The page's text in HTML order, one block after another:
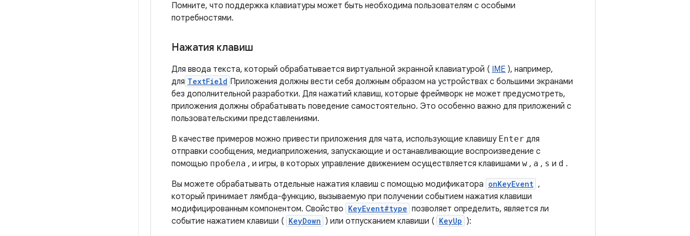
Помните, что поддержка клавиатуры может быть необходима пользователям с особыми
потребностями.
Нажатия клавиш
Для ввода текста, который обрабатывается виртуальной экранной клавиатурой ( IME ), например,
для TextField Приложения должны вести себя должным образом на устройствах с большими экранами
без дополнительной разработки. Для нажатий клавиш, которые фреймворк не может предусмотреть,
приложения должны обрабатывать поведение самостоятельно. Это особенно важно для приложений с
пользовательскими представлениями.
В качестве примеров можно привести приложения для чата, использующие клавишу Enter для
отправки сообщения, медиаприложения, запускающие и останавливающие воспроизведение с
помощью пробела , и игры, в которых управление движением осуществляется клавишами w , a , s и d .
Вы можете обрабатывать отдельные нажатия клавиш с помощью модификатора onKeyEvent ,
который принимает лямбда-функцию, вызываемую при получении событием нажатия клавиши
модифицированным компонентом. Свойство KeyEvent#type позволяет определить, является ли
событие нажатием клавиши ( KeyDown ) или отпусканием клавиши ( KeyUp ):